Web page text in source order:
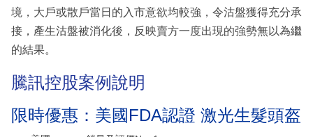
境，大戶或散戶當日的入市意欲均較強，令沽盤獲得充分承
接，產生沽盤被消化後，反映賣方一度出現的強勢無以為繼
的結果。
騰訊控股案例說明
限時優惠：美國FDA認證 激光生髮頭盔